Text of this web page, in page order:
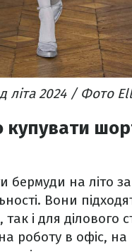
літа 2024 / Фото
купувати
бермуди на літо
Вони
і для ділового
роботу в офіс, на